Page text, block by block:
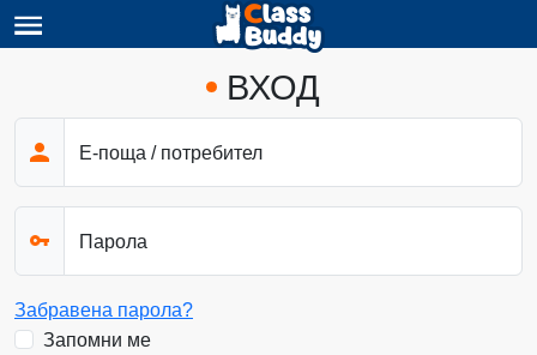
ВХОД
Е-поща / потребител
Парола
Забравена парола?
Запомни ме